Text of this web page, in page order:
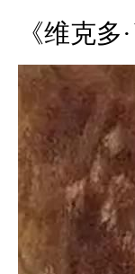
《维克